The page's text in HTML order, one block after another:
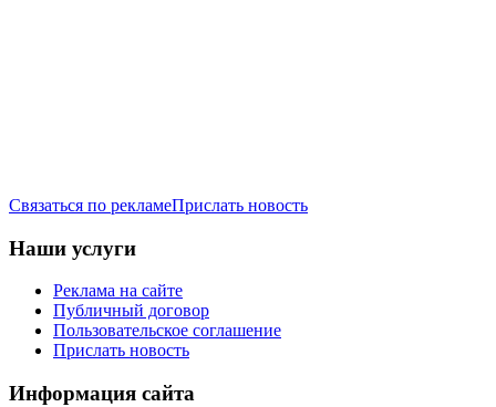
Связаться по рекламеПрислать новость
Наши услуги
Реклама на сайте
Публичный договор
Пользовательское соглашение
Прислать новость
Информация сайта